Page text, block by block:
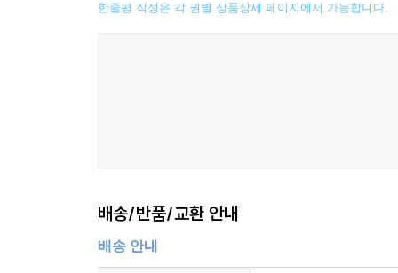
한줄평 작성은 각 권별 상품상세 페이지에서 가능합니다.
배송/반품/교환 안내
배송 안내